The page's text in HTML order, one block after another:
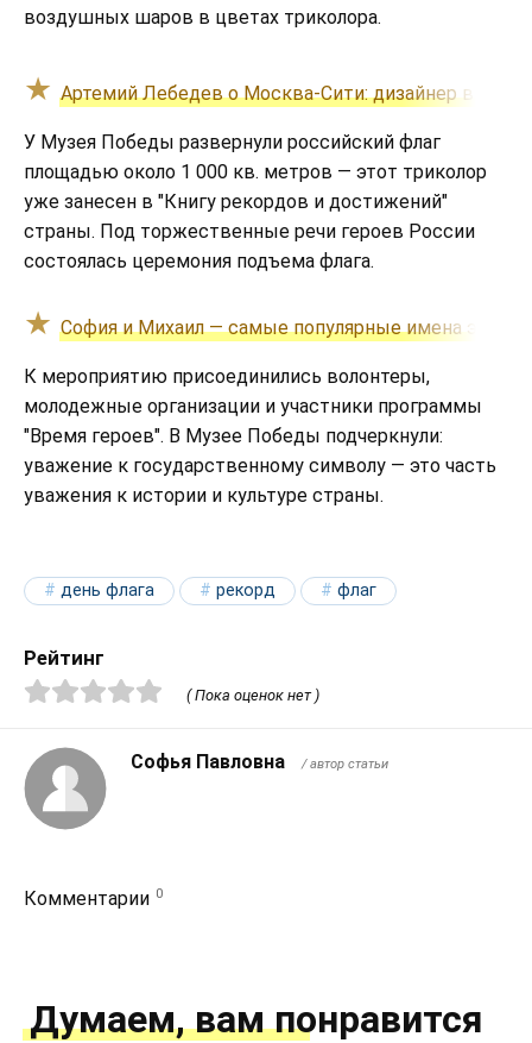
воздушных шаров в цветах триколора.
Артемий Лебедев о Москва-Сити: дизайнер
У Музея Победы развернули российский флаг
площадью около 1 000 кв. метров — этот триколор
уже занесен в "Книгу рекордов и достижений"
страны. Под торжественные речи героев России
состоялась церемония подъема флага.
София и Михаил — самые популярные имена этого
К мероприятию присоединились волонтеры,
молодежные организации и участники программы
"Время героев". В Музее Победы подчеркнули:
уважение к государственному символу — это часть
уважения к истории и культуре страны.
день флага рекорд флаг
Рейтинг
( Пока оценок нет )
Софья Павловна / автор статьи
Комментарии 0
Думаем, вам понравится